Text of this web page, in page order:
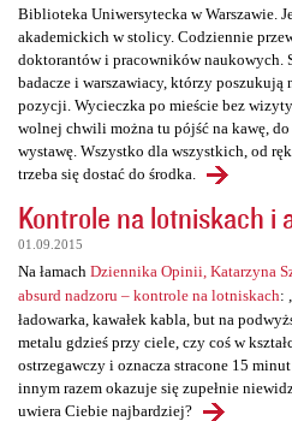
Biblioteka Uniwersytecka w Warszawie.
akademickich w stolicy. Codziennie
doktorantów i pracowników naukowych.
badacze i warszawiacy, którzy
pozycji. Wycieczka po mieście bez
wolnej chwili można tu pójść na kawę,
wystawę. Wszystko dla wszystkich, od
trzeba się dostać do środka.
Kontrole na lotniskach i
01.09.2015
Na łamach Dziennika Opinii, Katarzyna
absurd nadzoru – kontrole na lotniskach:
ładowarka, kawałek kabla, but na
metalu gdzieś przy ciele, czy coś w
ostrzegawczy i oznacza stracone 15
innym razem okazuje się zupełnie
uwiera Ciebie najbardziej?